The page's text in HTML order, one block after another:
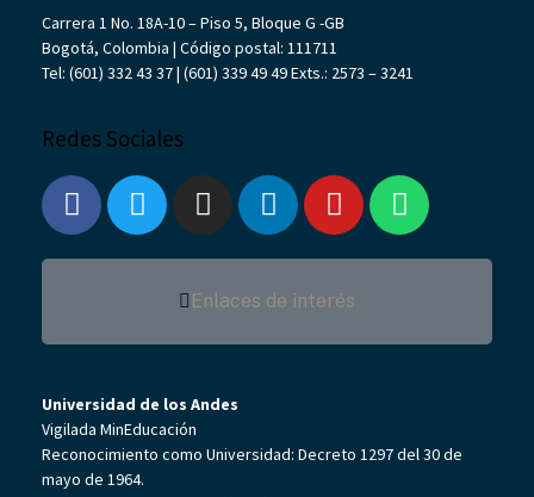
Carrera 1 No. 18A-10 – Piso 5, Bloque G -GB
Bogotá, Colombia | Código postal: 111711
Tel: (601) 332 43 37 | (601) 339 49 49 Exts.: 2573 –3241
Redes Sociales
Enlaces de interés
Universidad de los Andes
Vigilada MinEducación
Reconocimiento como Universidad: Decreto 1297 del 30 de
mayo de 1964.